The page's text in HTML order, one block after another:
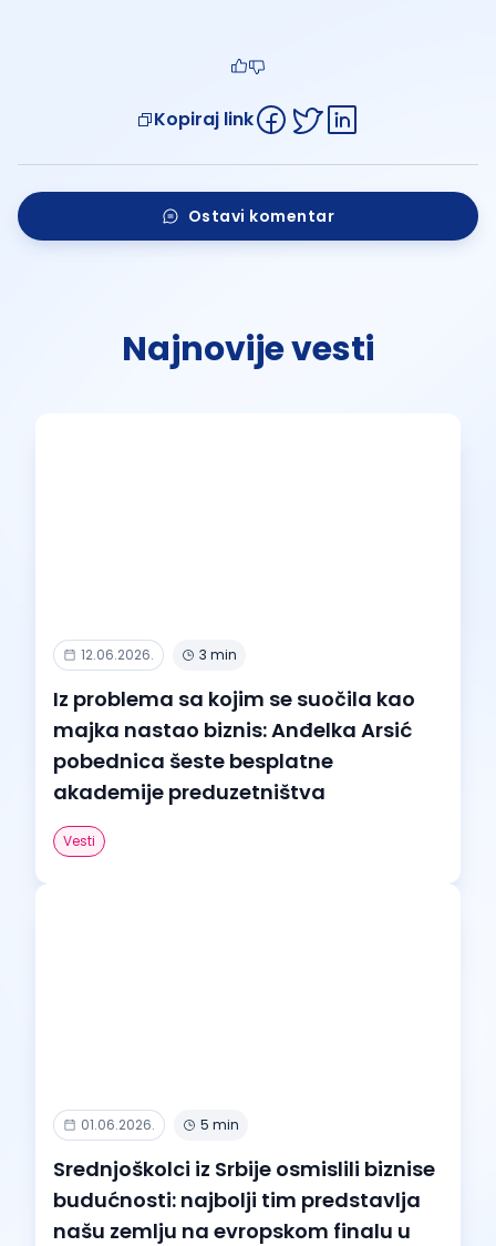
Kopiraj link
Ostavi komentar
Najnovije vesti
12.06.2026. 3 min
Iz problema sa kojim se suočila kao
majka nastao biznis: Anđelka Arsić
pobednica šeste besplatne
akademije preduzetništva
Vesti
01.06.2026. 5 min
Srednjoškolci iz Srbije osmislili biznise
budućnosti: najbolji tim predstavlja
našu zemlju na evropskom finalu u